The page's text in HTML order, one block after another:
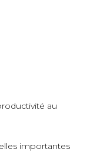
au
importantes